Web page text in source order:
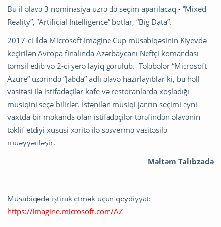
Bu il əlavə 3 nominasiya üzrə də seçim aparılacaq - “Mixed
Reality”, “Artificial Intelligence” botlar, “Big Data”.
2017-ci ildə Microsoft Imagine Cup müsabiqəsinin Kiyevdə
keçirilən Avropa finalında Azərbaycanı Neftçi komandası
təmsil edib və 2-ci yerə layiq görülüb. Tələbələr “Microsoft
Azure” üzərində “Jabda” adlı əlavə hazırlayıblar ki, bu həll
vasitəsi ilə istifadəçilər kafe və restoranlarda xoşladığı
musiqini seçə bilirlər. İstənilən musiqi janrın seçimi eyni
vaxtda bir məkanda olan istifadəçilər tərəfindən əlavənin
təklif etdiyi xüsusi xəritə ilə səsvermə vasitəsilə
müəyyənləşir.
Məltəm Talıbzadə
Müsabiqədə iştirak etmək üçün qeydiyyat:
https://imagine.microsoft.com/AZ